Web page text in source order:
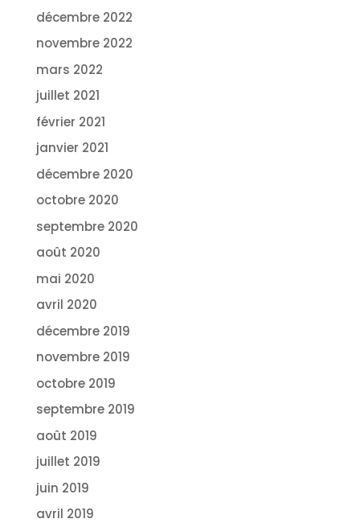
décembre 2022
novembre 2022
mars 2022
juillet 2021
février 2021
janvier 2021
décembre 2020
octobre 2020
septembre 2020
août 2020
mai 2020
avril 2020
décembre 2019
novembre 2019
octobre 2019
septembre 2019
août 2019
juillet 2019
juin 2019
avril 2019